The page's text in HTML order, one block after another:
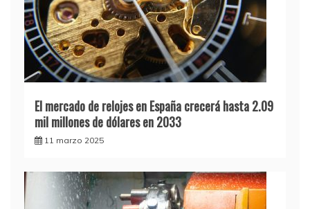
El mercado de relojes en España crecerá hasta 2.09
mil millones de dólares en 2033
11 marzo 2025